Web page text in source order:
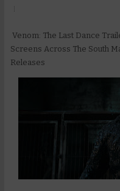
Venom: The Last Dance
Screens Across The South
Releases